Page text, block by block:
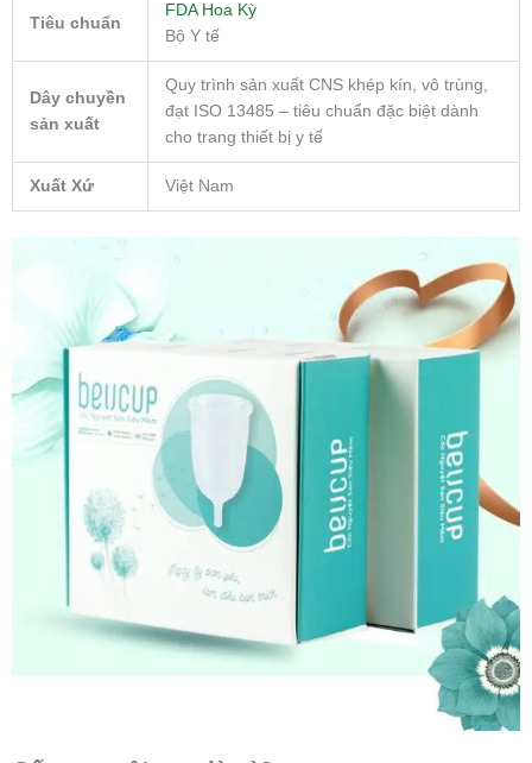
Tiêu chuẩn
FDA Hoa Kỳ
Bộ Y tế
Dây chuyền
sản xuất
Quy trình sản xuất CNS khép kín, vô trùng,
đạt ISO 13485 – tiêu chuẩn đặc biệt dành
cho trang thiết bị y tế
Xuất Xứ Việt Nam